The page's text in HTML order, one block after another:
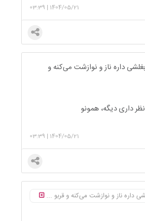
1404/05/21
|
03:39
داره ناز و نوازشت می‌کنه و
داری دیگه، همونو
1404/05/21
|
03:39
داره ناز و نوازشت می‌کنه و قربو ...